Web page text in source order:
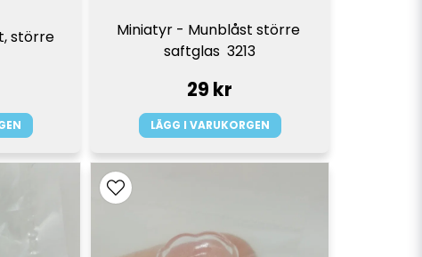
större
Miniatyr - Munblåst större
saftglas  3213
29 kr
LÄGG I VARUKORGEN